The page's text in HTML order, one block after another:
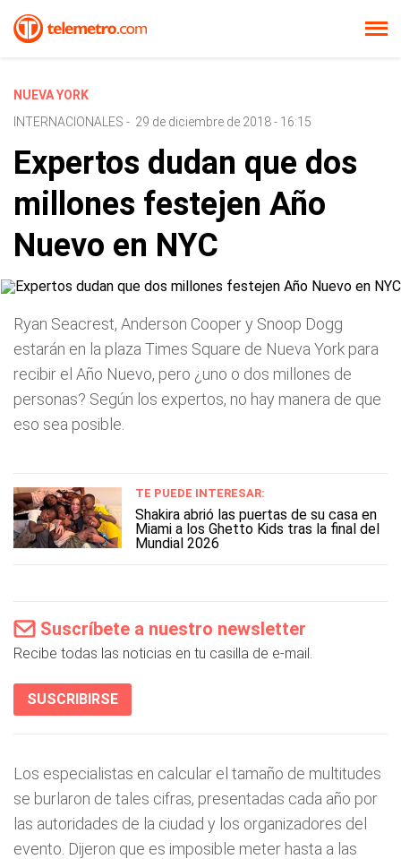
NUEVA YORK
INTERNACIONALES - 29 de diciembre de 2018 - 16:15
Expertos dudan que dos
millones festejen Año
Nuevo en NYC
Ryan Seacrest, Anderson Cooper y Snoop Dogg
estarán en la plaza Times Square de Nueva York para
recibir el Año Nuevo, pero ¿uno o dos millones de
personas? Según los expertos, no hay manera de que
eso sea posible.
TE PUEDE INTERESAR:
Shakira abrió las puertas de su casa en
Miami a los Ghetto Kids tras la final del
Mundial 2026
Suscríbete a nuestro newsletter
Recibe todas las noticias en tu casilla de e-mail.
SUSCRIBIRSE
Los especialistas en calcular el tamaño de multitudes
se burlaron de tales cifras, presentadas cada año por
las autoridades de la ciudad y los organizadores del
evento. Dijeron que es imposible meter hasta a las